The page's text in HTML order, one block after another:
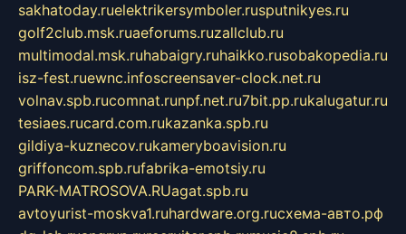
sakhatoday.ruelektrikersymboler.rusputnikyes.ru
golf2club.msk.ruaeforums.ruzallclub.ru
multimodal.msk.ruhabaigry.ruhaikko.rusobakopedia.ru
isz-fest.ruewnc.infoscreensaver-clock.net.ru
volnav.spb.rucomnat.runpf.net.ru7bit.pp.rukalugatur.ru
tesiaes.rucard.com.rukazanka.spb.ru
gildiya-kuznecov.rukameryboavision.ru
griffoncom.spb.rufabrika-emotsiy.ru
PARK-MATROSOVA.RUagat.spb.ru
avtoyurist-moskva1.ruhardware.org.ruсхема-авто.рф